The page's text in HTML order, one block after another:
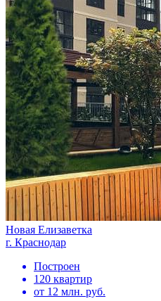
Новая Елизаветка
г. Краснодар
Построен
120 квартир
от 12 млн. руб.